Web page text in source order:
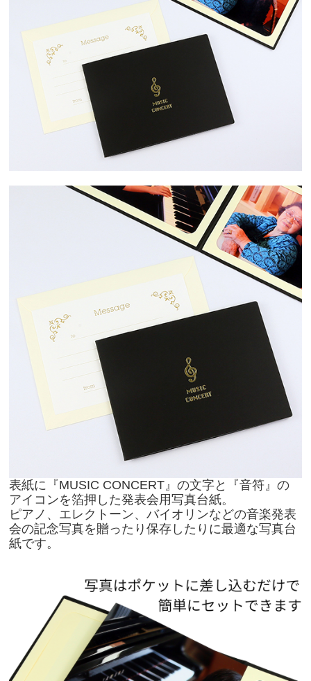
表紙に『MUSIC CONCERT』の文字と『音符』の
アイコンを箔押した発表会用写真台紙。
ピアノ、エレクトーン、バイオリンなどの音楽発表
会の記念写真を贈ったり保存したりに最適な写真台
紙です。